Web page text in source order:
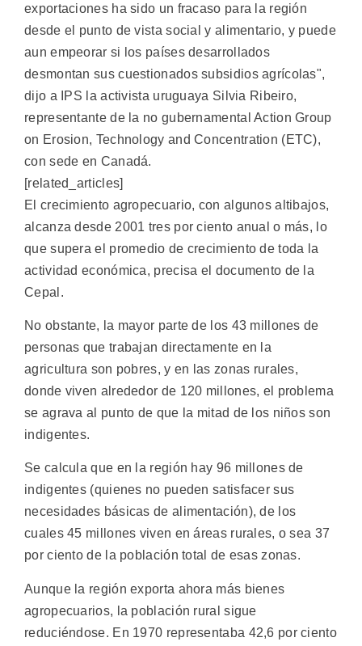
exportaciones ha sido un fracaso para la región
desde el punto de vista social y alimentario, y puede
aun empeorar si los países desarrollados
desmontan sus cuestionados subsidios agrícolas",
dijo a IPS la activista uruguaya Silvia Ribeiro,
representante de la no gubernamental Action Group
on Erosion, Technology and Concentration (ETC),
con sede en Canadá.
[related_articles]
El crecimiento agropecuario, con algunos altibajos,
alcanza desde 2001 tres por ciento anual o más, lo
que supera el promedio de crecimiento de toda la
actividad económica, precisa el documento de la
Cepal.
No obstante, la mayor parte de los 43 millones de
personas que trabajan directamente en la
agricultura son pobres, y en las zonas rurales,
donde viven alrededor de 120 millones, el problema
se agrava al punto de que la mitad de los niños son
indigentes.
Se calcula que en la región hay 96 millones de
indigentes (quienes no pueden satisfacer sus
necesidades básicas de alimentación), de los
cuales 45 millones viven en áreas rurales, o sea 37
por ciento de la población total de esas zonas.
Aunque la región exporta ahora más bienes
agropecuarios, la población rural sigue
reduciéndose. En 1970 representaba 42,6 por ciento